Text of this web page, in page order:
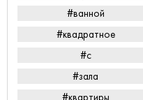
#ванной
#квадратное
#с
#зала
#квартиры